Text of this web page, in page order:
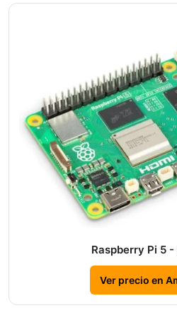
Raspberry Pi 5 -
Ver precio en